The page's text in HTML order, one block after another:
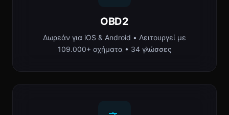
OBD2
Δωρεάν για iOS & Android • Λειτουργεί με
109.000+ οχήματα • 34 γλώσσες